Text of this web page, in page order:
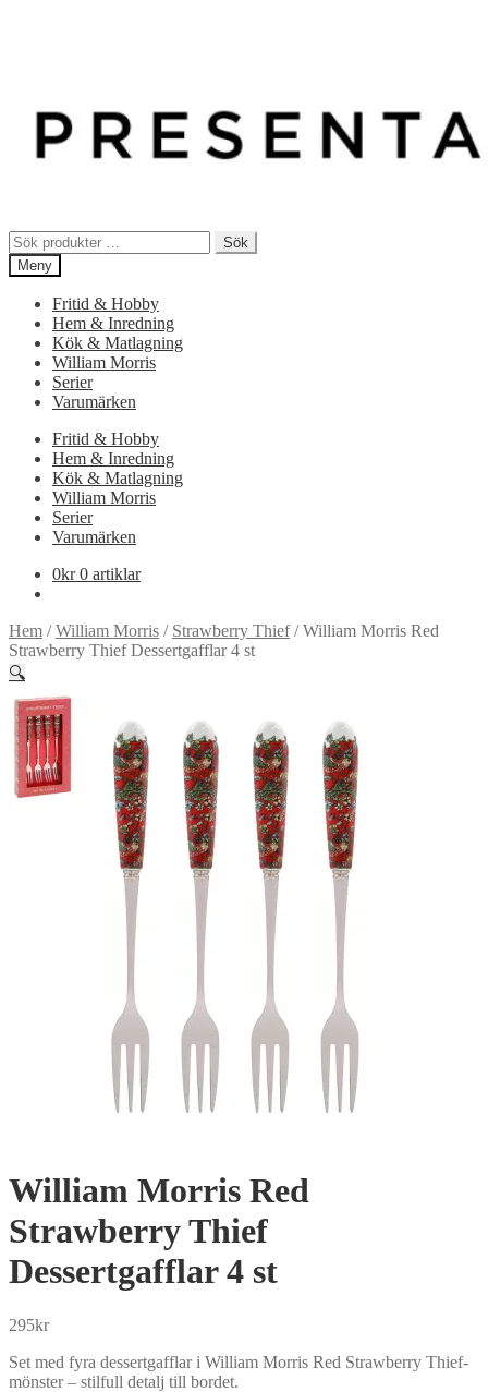
Sök
efter:
Sök
Meny
Fritid & Hobby
Hem & Inredning
Kök & Matlagning
William Morris
Serier
Varumärken
Fritid & Hobby
Hem & Inredning
Kök & Matlagning
William Morris
Serier
Varumärken
0kr 0 artiklar
Hem /William Morris / Strawberry Thief/William Morris Red
Strawberry Thief Dessertgafflar 4 st
🔍
William Morris Red
Strawberry Thief
Dessertgafflar 4 st
295kr
Set med fyra dessertgafflar i William Morris Red Strawberry Thief-
mönster – stilfull detalj till bordet.